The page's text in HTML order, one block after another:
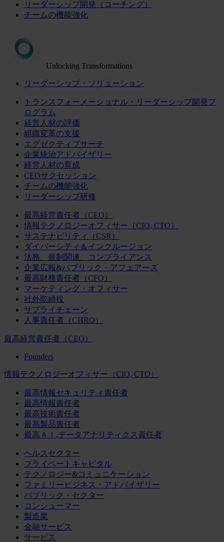
リーダーシップ開発（コーチング）
チームの機能強化
Unlocking Transformations
リーダーシップ・ソリューション
トランスフォーメーショナル・リーダーシップ開発プ
ログラム
経営人材の評価
組織変革の支援
エグゼクティブサーチ
企業統治アドバイザリー
経営人材の育成
CEOサクセッション
チームの機能強化
リーダーシップ研修
最高経営責任者（CEO）
情報テクノロジーオフィサー（CIO, CTO）
サステナビリティ（CSR）
ダイバーシティ＆インクルージョン
法務、規制関連、コンプライアンス
企業広報&パブリック・アフェアーズ
最高財務責任者（CFO）
マーケティング・オフィサー
社外取締役
サプライチェーン
人事責任者（CHRO）
最高経営責任者（CEO）
Founders
情報テクノロジーオフィサー（CIO, CTO）
最高情報セキュリティ責任者
最高情報責任者
最高技術責任者
最高製品責任者
最高ＡＩ,データアナリティクス責任者
ヘルスセクター
プライベートキャピタル
テクノロジー&コミュニケーション
ファミリービジネス・アドバイザリー
パブリック・セクター
コンシューマー
製造業
金融サービス
サービス